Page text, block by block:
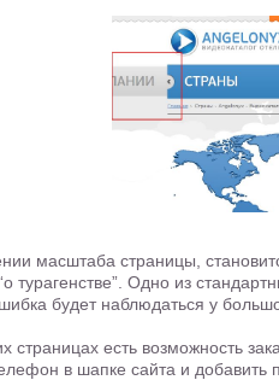
масштаба страницы,
турагенстве”. Одно из
будет наблюдаться у
страницах есть возможность
в шапке сайта и добавить